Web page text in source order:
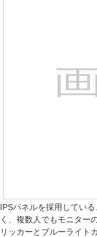
IPSパネルを採用してい
く、複数人でもモニター
リッカーとブルーライト